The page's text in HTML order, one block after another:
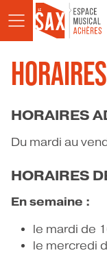
Aller au contenu
HORAIRES
Du mardi au
HORAIRES
En semaine :
le mardi de
le mercredi
AGENDA
ACTUALITÉS
STUDIOS
RÉSIDENCES
À LA
INFOS